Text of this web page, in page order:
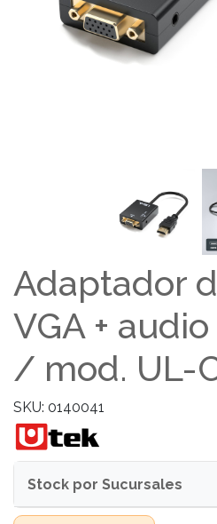
Adaptador
VGA +
/ mod. UL-
SKU: 0140041
Stock por Sucursales